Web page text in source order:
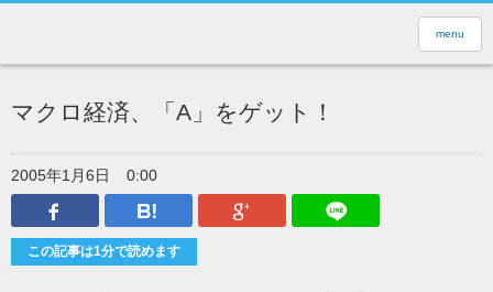
menu
マクロ経済、「A」をゲット！
2005年1月6日
0:00
Facebook
はてなブックマークGoogle Plus
この記事は1分で読めます